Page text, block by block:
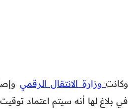
وكانتوزارة الانتقال الرقمي
في بلاغ لها أنه سيتم اعتماد